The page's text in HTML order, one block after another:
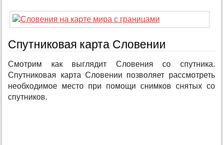
Спутниковая карта Словении
Смотрим как выглядит Словения со спутника.
Спутниковая карта Словении позволяет рассмотреть
необходимое место при помощи снимков снятых со
спутников.